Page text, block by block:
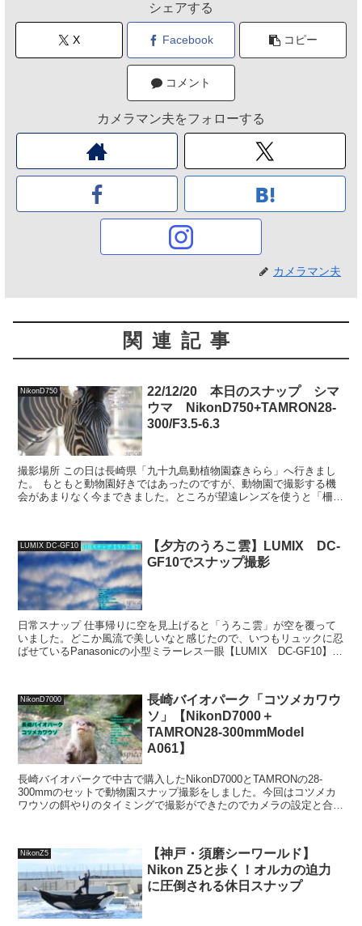
シェアする
X Facebook コピー
コメント
カメラマン夫をフォローする
カメラマン夫
関連記事
NikonD750
22/12/20 本日のスナップ シマ
ウマ NikonD750+TAMRON28-
300/F3.5-6.3
撮影場所 この日は長崎県「九十九島動植物園森きらら」へ行きまし
た。 もともと動物園好きではあったのですが、動物園で撮影する機
会があまりなく今まできました。ところが望遠レンズを使うと「柵が
LUMIX DC-GF10
【夕方のうろこ雲】LUMIX DC-
GF10でスナップ撮影
日常スナップ 仕事帰りに空を見上げると「うろこ雲」が空を覆って
いました。どこか風流で美しいなと感じたので、いつもリュックに忍
ばせているPanasonicの小型ミラーレス一眼【LUMIX DC-GF10】で
NikonD7000
長崎バイオパーク「コツメカワウ
ソ」【NikonD7000＋
TAMRON28-300mmModel
A061】
長崎バイオパークで中古で購入したNikonD7000とTAMRONの28-
300mmのセットで動物園スナップ撮影をしました。今回はコツメカ
ワウソの餌やりのタイミングで撮影ができたのでカメラの設定と合わ
NikonZ5
【神戸・須磨シーワールド】
Nikon Z5と歩く！オルカの迫力
に圧倒される休日スナップ